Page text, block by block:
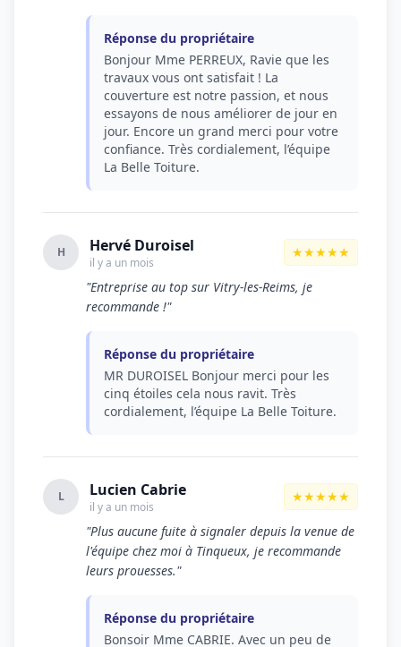
Réponse du propriétaire
Bonjour Mme PERREUX, Ravie que les
travaux vous ont satisfait ! La
couverture est notre passion, et nous
essayons de nous améliorer de jour en
jour. Encore un grand merci pour votre
confiance. Très cordialement, l’équipe
La Belle Toiture.
H Hervé Duroisel
il y a un mois
★★★★★
"Entreprise au top sur Vitry-les-Reims, je
recommande !"
Réponse du propriétaire
MR DUROISEL Bonjour merci pour les
cinq étoiles cela nous ravit. Très
cordialement, l’équipe La Belle Toiture.
L Lucien Cabrie
il y a un mois
★★★★★
"Plus aucune fuite à signaler depuis la venue de
l'équipe chez moi à Tinqueux, je recommande
leurs prouesses."
Réponse du propriétaire
Bonsoir Mme CABRIE. Avec un peu de